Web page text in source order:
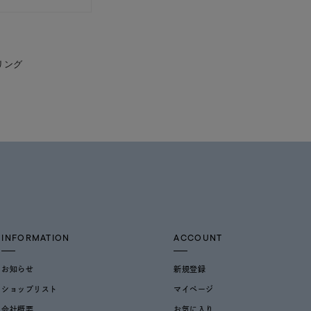
ング
INFORMATION
お知らせ
ショップリスト
ACCOUNT
新規登録
マイページ